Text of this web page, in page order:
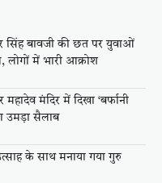
बावजी की छत पर युवाओं
लोगों में भारी आक्रोश
मंदिर में दिखा ‘बर्फानी
उमड़ा सैलाब
के साथ मनाया गया गुरु